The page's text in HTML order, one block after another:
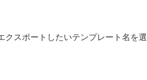
クスポートしたいテンプレート名を選